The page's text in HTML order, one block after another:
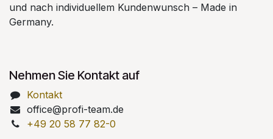
und nach individuellem Kundenwunsch – Made in
Germany.
Nehmen Sie Kontakt auf
Kontakt
office@profi-team.de
+49 20 58 77 82-0